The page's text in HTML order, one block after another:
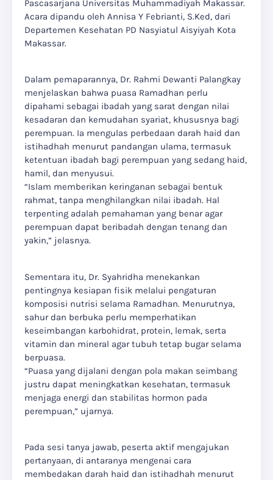
Pascasarjana Universitas Muhammadiyah Makassar.
Acara dipandu oleh Annisa Y Febrianti, S.Ked, dari
Departemen Kesehatan PD Nasyiatul Aisyiyah Kota
Makassar.
Dalam pemaparannya, Dr. Rahmi Dewanti Palangkay
menjelaskan bahwa puasa Ramadhan perlu
dipahami sebagai ibadah yang sarat dengan nilai
kesadaran dan kemudahan syariat, khususnya bagi
perempuan. Ia mengulas perbedaan darah haid dan
istihadhah menurut pandangan ulama, termasuk
ketentuan ibadah bagi perempuan yang sedang haid,
hamil, dan menyusui.
“Islam memberikan keringanan sebagai bentuk
rahmat, tanpa menghilangkan nilai ibadah. Hal
terpenting adalah pemahaman yang benar agar
perempuan dapat beribadah dengan tenang dan
yakin,” jelasnya.
Sementara itu, Dr. Syahridha menekankan
pentingnya kesiapan fisik melalui pengaturan
komposisi nutrisi selama Ramadhan. Menurutnya,
sahur dan berbuka perlu memperhatikan
keseimbangan karbohidrat, protein, lemak, serta
vitamin dan mineral agar tubuh tetap bugar selama
berpuasa.
“Puasa yang dijalani dengan pola makan seimbang
justru dapat meningkatkan kesehatan, termasuk
menjaga energi dan stabilitas hormon pada
perempuan,” ujarnya.
Pada sesi tanya jawab, peserta aktif mengajukan
pertanyaan, di antaranya mengenai cara
membedakan darah haid dan istihadhah menurut